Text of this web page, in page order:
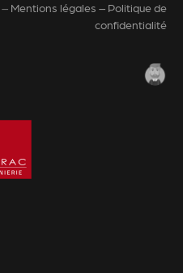
– Mentions légales – Politique de
confidentialité